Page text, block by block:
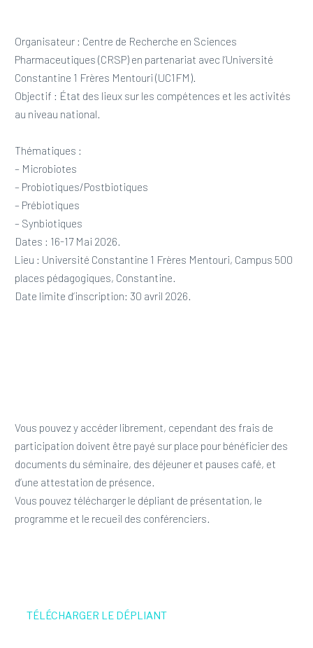
Organisateur : Centre de Recherche en Sciences
Pharmaceutiques (CRSP) en partenariat avec l’Université
Constantine 1 Frères Mentouri (UC1FM).
Objectif : État des lieux sur les compétences et les activités
au niveau national.
Thématiques :
– Microbiotes
– Probiotiques/Postbiotiques
– Prébiotiques
– Synbiotiques
Dates : 16-17 Mai 2026.
Lieu : Université Constantine 1 Frères Mentouri, Campus 500
places pédagogiques, Constantine.
Date limite d’inscription: 30 avril 2026.
Vous pouvez y accéder librement, cependant des frais de
participation doivent être payé sur place pour bénéficier des
documents du séminaire, des déjeuner et pauses café, et
d’une attestation de présence.
Vous pouvez télécharger le dépliant de présentation, le
programme et le recueil des conférenciers.
TÉLÉCHARGER LE DÉPLIANT